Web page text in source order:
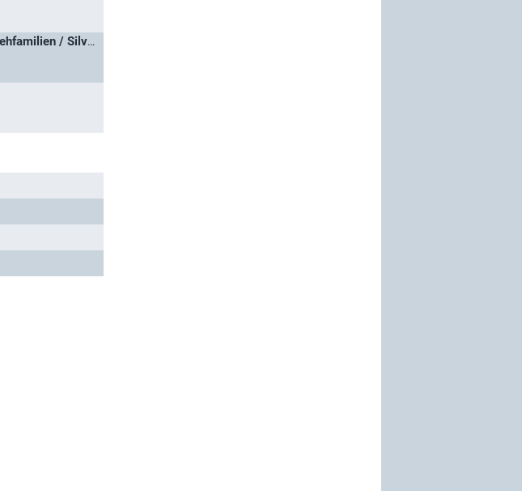
Das größte Fest des Jahres – Weihnachten bei unseren Fernsehfamilien / Silvester 1999 - reine Nervensache